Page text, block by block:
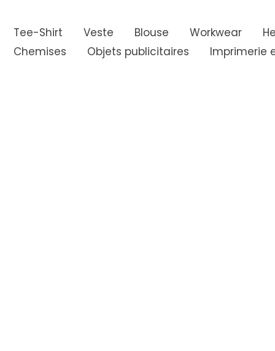
Tee-Shirt Veste Blouse Workwear
Chemises
Objets publicitaires Imprimerie